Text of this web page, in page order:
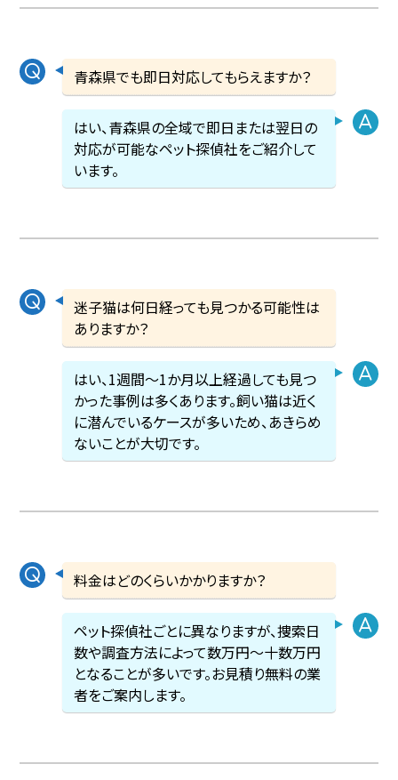
青森県でも即日対応してもらえますか？
はい、青森県の全域で即日または翌日の
対応が可能なペット探偵社をご紹介して
います。
迷子猫は何日経っても見つかる可能性は
ありますか？
はい、1週間〜1か月以上経過しても見つ
かった事例は多くあります。飼い猫は近く
に潜んでいるケースが多いため、あきらめ
ないことが大切です。
料金はどのくらいかかりますか？
ペット探偵社ごとに異なりますが、捜索日
数や調査方法によって数万円〜十数万円
となることが多いです。お見積り無料の業
者をご案内します。